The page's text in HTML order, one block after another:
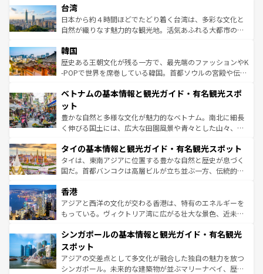
人々、おいしいローカルフードやハワイアンミュージッ
ク、伝統的なフラダンスなど、すべてがハワイの魅力を彩
っている。訪れるたびに新しい発見と感動が待っているハ
はコンテンツ一覧
リアリーフや大陸中央部にそびえるウルル（エアーズロッ
ク）、タスマニアの美しい原生林やケアンズの熱帯雨林な
ど、見どころがたくさん。また、カフェやワイン、オージ
いる。アクティビティも充実しており、サーフィンやダイ
ビング、ハイキングなど、アウトドア好きにはたまらな
い。オーストラリアの多彩な魅力を存分に味わいつくそ
参照してほしい。
台湾
日本から約４時間ほどでたどり着く台湾は、多彩な文化と
自然が織りなす魅力的な観光地。活気あふれる大都市の台
ン）、静ひつな山岳地帯である台湾東部など、都市の喧騒
と山間の静けさが共存しており、訪れる人に新しい発見と
驚きをもたらしてくれる。また、奥深い台湾の食文化も魅
容にもいいと評判のスイーツなど、バラエティ豊かな料理
照してほしい。
韓国
歴史ある王朝文化が残る一方で、最先端のファッションやK
-POPで世界を席巻している韓国。首都ソウルの宮殿や伝統
き、地方に足を延ばせば四季折々の自然美を楽しむことが
できる。そして、キムチや焼肉、絶品のストリートフード
まで、さまざまな韓国料理が待っている。夜には、韓国な
らではのナイトライフも堪能できる。あたたかいホスピタ
わってみてほしい。 なお、新着の韓国情報はコンテンツ一
覧 を参照してほしい。
ベトナムの基本情報と観光ガイド・有名観光スポ
ット
豊かな自然と多様な文化が魅力的なベトナム。南北に細長
く伸びる国土には、広大な田園風景や青々とした山々、世
急速な発展と共に伝統が息づく。ハノイの古い町並みやホ
ーチミン市のフランス統治時代の建物も、独特の雰囲気を
醸し出している。また、バラエティの豊かさとおいしさで
とつ。フォーやバインミー、ベトナムコーヒーなどは、ぜ
ひ現地で味わいたい。どの地域を訪れてもあたたかい人々
が旅行者を迎えてくれるので、きっと忘れられない旅にな
参照してほしい。
タイの基本情報と観光ガイド・有名観光スポット
タイは、東南アジアに位置する豊かな自然と歴史が息づく
国だ。首都バンコクは高層ビルが立ち並ぶ一方、伝統的な
の活気が交差している。北部ではチェンマイなどの山岳地
帯で自然と触れ合い、南部ではプーケットやクラビの美し
いビーチでリゾート気分を楽しむことができる。タイ料理
激する。気候は一年中温暖で、どの季節にも異なる楽しみ
が待っている。親しみやすいタイの人々、仏教を中心とし
た文化、そして多様な観光資源が、訪れる旅人を魅了し続
ける。 なお、新着のタイ情報はコンテンツ一覧を参照して
香港
アジアと西洋の文化が交わる香港は、特有のエネルギーを
もっている。ヴィクトリア湾に広がる壮大な景色、近未来
み、どこを訪れても感動するはず。観光スポットが密集し
ており、効率よく見どころを回れるのも魅力。息をのむよ
うな絶景から文化的な体験まで、香港を存分に楽しみ尽く
そう。 なお、新着の香港情報はコンテンツ一覧を参照して
シンガポールの基本情報と観光ガイド・有名観光
スポット
アジアの交差点として多文化が融合した独自の魅力を放つ
シンガポール。未来的な建築物が並ぶマリーナベイ、歴史